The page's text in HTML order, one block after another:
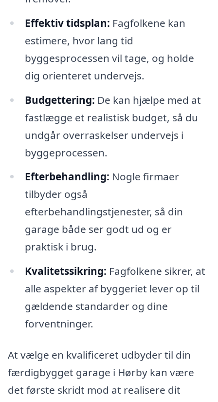
Effektiv tidsplan: Fagfolkene kan
estimere, hvor lang tid
byggesprocessen vil tage, og holde
dig orienteret undervejs.
Budgettering: De kan hjælpe med at
fastlægge et realistisk budget, så du
undgår overraskelser undervejs i
byggeprocessen.
Efterbehandling: Nogle firmaer
tilbyder også
efterbehandlingstjenester, så din
garage både ser godt ud og er
praktisk i brug.
Kvalitetssikring: Fagfolkene sikrer, at
alle aspekter af byggeriet lever op til
gældende standarder og dine
forventninger.
At vælge en kvalificeret udbyder til din
færdigbygget garage i Hørby kan være
det første skridt mod at realisere dit